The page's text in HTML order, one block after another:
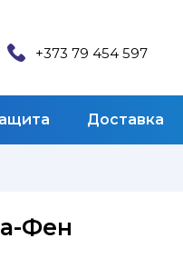
+373 79 454 597
Доставка
Фен